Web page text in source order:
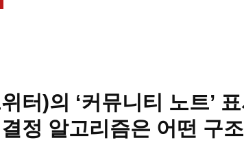
터)의 ‘커뮤니티 노트’ 표
정 알고리즘은 어떤 구